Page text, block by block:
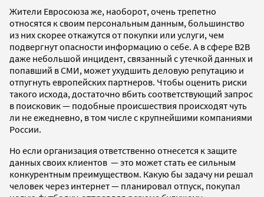
Жители Евросоюза же, наоборот, очень трепетно
относятся к своим персональным данным, большинство
из них скорее откажутся от покупки или услуги, чем
подвергнут опасности информацию о себе. А в сфере B2B
даже небольшой инцидент, связанный с утечкой данных и
попавший в СМИ, может ухудшить деловую репутацию и
отпугнуть европейских партнеров. Чтобы оценить риски
такого исхода, достаточно вбить соответствующий запрос
в поисковик — подобные происшествия происходят чуть
ли не ежедневно, в том числе с крупнейшими компаниями
России.
Но если организация ответственно отнесется к защите
данных своих клиентов — это может стать ее сильным
конкурентным преимуществом. Какую бы задачу ни решал
человек через интернет — планировал отпуск, покупал